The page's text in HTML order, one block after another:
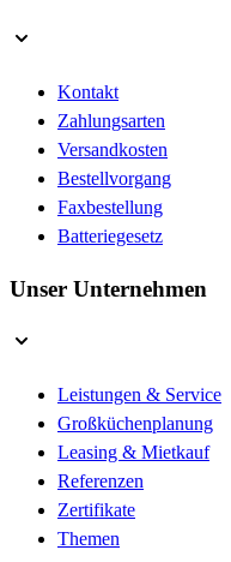
Kontakt
Zahlungsarten
Versandkosten
Bestellvorgang
Faxbestellung
Batteriegesetz
Unser Unternehmen
Leistungen & Service
Großküchenplanung
Leasing & Mietkauf
Referenzen
Zertifikate
Themen